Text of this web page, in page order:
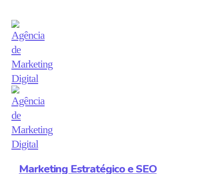
Marketing Estratégico e SEO